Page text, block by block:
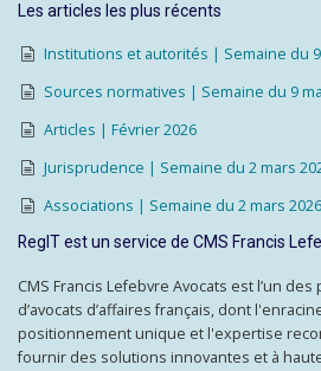
Les articles les plus récents
Institutions et autorités | Semaine du
Sources normatives | Semaine du 9
Articles | Février 2026
Jurisprudence | Semaine du 2 mars
Associations | Semaine du 2 mars 2026
RegIT est un service de CMS Francis
CMS Francis Lefebvre Avocats est l’un
d’avocats d’affaires français, dont
positionnement unique et l'expertise
fournir des solutions innovantes et à